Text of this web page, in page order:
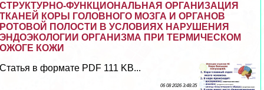
СТРУКТУРНО-ФУНКЦИОНАЛЬНАЯ ОРГАНИЗАЦИЯ
ТКАНЕЙ КОРЫ ГОЛОВНОГО МОЗГА И ОРГАНОВ
РОТОВОЙ ПОЛОСТИ В УСЛОВИЯХ НАРУШЕНИЯ
ЭНДОЭКОЛОГИИ ОРГАНИЗМА ПРИ ТЕРМИЧЕСКОМ
ОЖОГЕ КОЖИ
Статья в формате PDF 111 KB...
06 08 2026 3:48:35